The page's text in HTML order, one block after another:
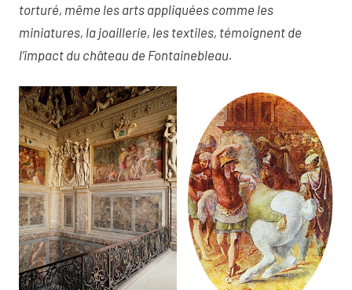
torturé, même les arts appliquées comme les
miniatures, la joaillerie, les textiles, témoignent de
l’impact du château de Fontainebleau.